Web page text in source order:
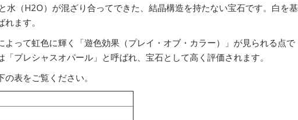
水（H2O）が混ざり合ってできた、結晶構造を持たない宝石です。白を基
ます。
よって虹色に輝く「遊色効果（プレイ・オブ・カラー）」が見られる点で
プレシャスオパール」と呼ばれ、宝石として高く評価されます。
表をご覧ください。